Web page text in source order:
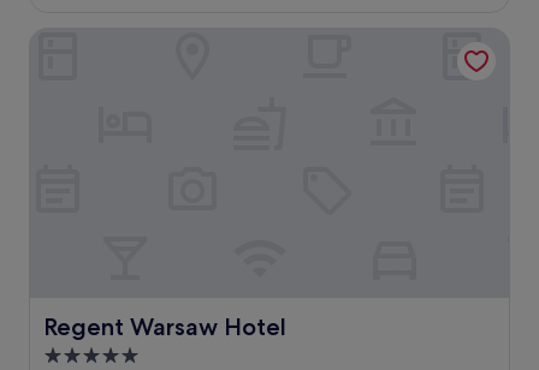
de
65 €
Regent Warsaw Hotel
Regent Warsaw Hotel
Hébergement